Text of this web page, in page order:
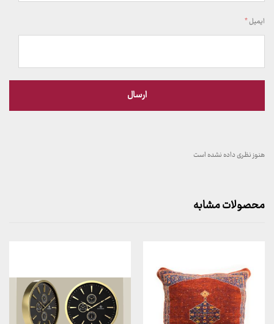
ایمیل*
هنوز نظری داده نشده است
محصولات مشابه